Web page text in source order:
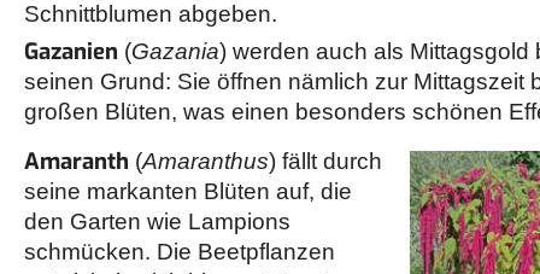
Schnittblumen abgeben.
Gazanien (Gazania) werden auch als Mittagsgold
seinen Grund: Sie öffnen nämlich zur Mittagszeit
großen Blüten, was einen besonders schönen
Amaranth (Amaranthus) fällt durch
seine markanten Blüten auf, die
den Garten wie Lampions
schmücken. Die Beetpflanzen